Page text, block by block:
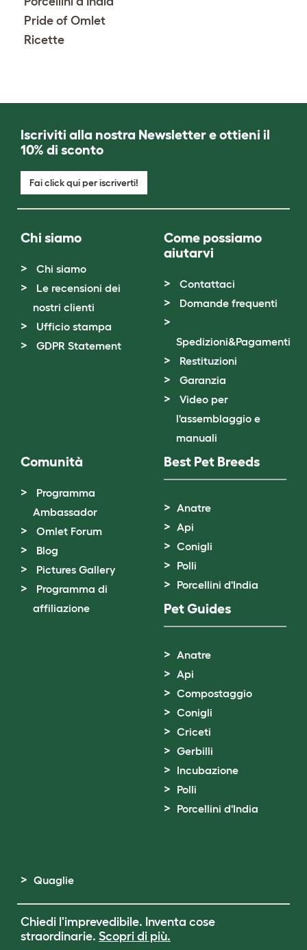
Pride of Omlet
Ricette
Iscriviti alla nostra Newsletter e ottieni il
10% di sconto
Fai click qui per iscriverti!
Chi siamo
Chi siamo
Le recensioni dei
nostri clienti
Ufficio stampa
GDPR Statement
Come possiamo
aiutarvi
Contattaci
Domande frequenti
Spedizioni&Pagamenti
Restituzioni
Garanzia
Video per
l'assemblaggio e
manuali
Comunità
Programma
Ambassador
Omlet Forum
Blog
Pictures Gallery
Programma di
affiliazione
Best Pet Breeds
Anatre
Api
Conigli
Polli
Porcellini d'India
Pet Guides
Anatre
Api
Compostaggio
Conigli
Criceti
Gerbilli
Incubazione
Polli
Porcellini d'India
Quaglie
Chiedi l'imprevedibile. Inventa cose
straordinarie. Scopri di più.